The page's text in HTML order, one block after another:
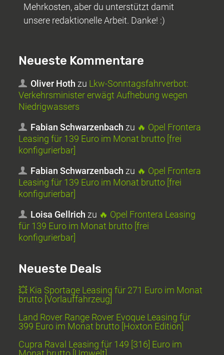
Mehrkosten, aber du unterstützt damit
unsere redaktionelle Arbeit. Danke! :)
Neueste Kommentare
Oliver Hoth zu Lkw-Sonntagsfahrverbot:
Verkehrsminister erwägt Aufhebung wegen
Niedrigwassers
Fabian Schwarzenbach zu 🔥 Opel Frontera
Leasing für 139 Euro im Monat brutto [frei
konfigurierbar]
Fabian Schwarzenbach zu 🔥 Opel Frontera
Leasing für 139 Euro im Monat brutto [frei
konfigurierbar]
Loisa Gellrich zu 🔥 Opel Frontera Leasing
für 139 Euro im Monat brutto [frei
konfigurierbar]
Neueste Deals
💥 Kia Sportage Leasing für 271 Euro im Monat
brutto [Vorlauffahrzeug]
Land Rover Range Rover Evoque Leasing für
399 Euro im Monat brutto [Hoxton Edition]
Cupra Raval Leasing für 149 [316] Euro im